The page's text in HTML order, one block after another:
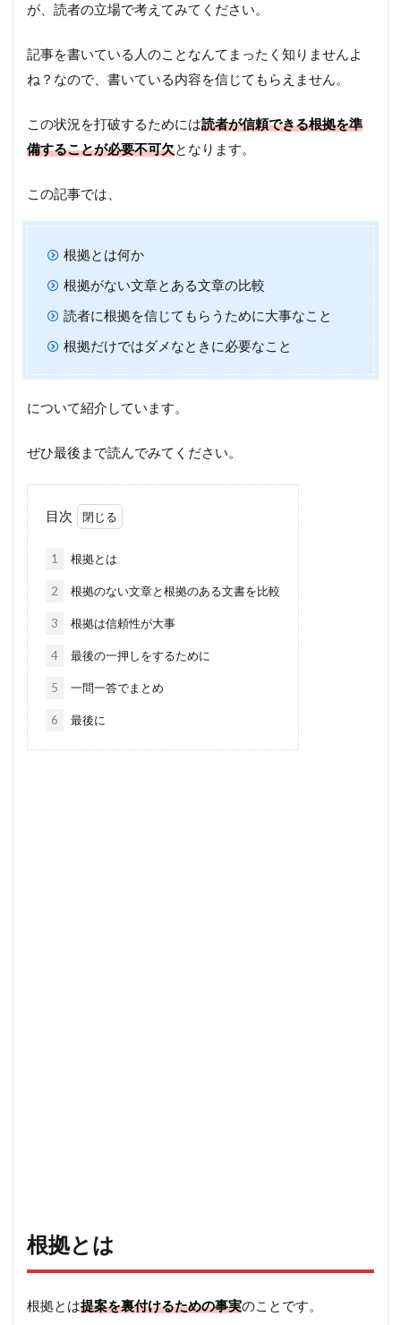
が、読者の立場で考えてみてください。
記事を書いている人のことなんてまったく知りませんよ
ね？なので、書いている内容を信じてもらえません。
この状況を打破するためには読者が信頼できる根拠を準
備することが必要不可欠となります。
この記事では、
根拠とは何か
根拠がない文章とある文章の比較
読者に根拠を信じてもらうために大事なこと
根拠だけではダメなときに必要なこと
について紹介しています。
ぜひ最後まで読んでみてください。
目次
1 根拠とは
2 根拠のない文章と根拠のある文書を比較
3 根拠は信頼性が大事
4 最後の一押しをするために
5 一問一答でまとめ
6 最後に
根拠とは
根拠とは提案を裏付けるための事実のことです。